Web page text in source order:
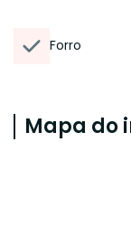
Forro
Mapa do